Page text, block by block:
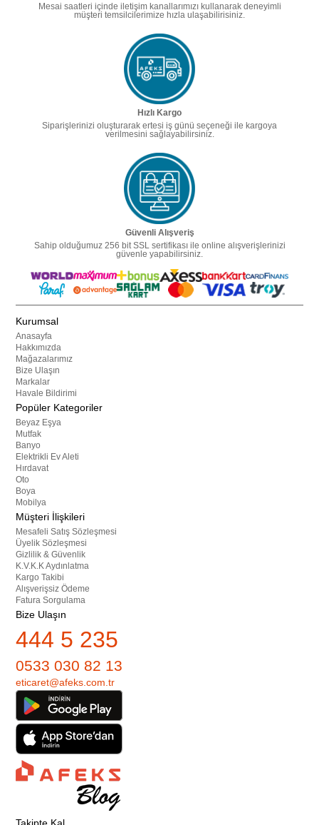
Mesai saatleri içinde iletişim kanallarımızı kullanarak deneyimli
müşteri temsilcilerimize hızla ulaşabilirisiniz.
Hızlı Kargo
Siparişlerinizi oluşturarak ertesi iş günü seçeneği ile kargoya
verilmesini sağlayabilirsiniz.
Güvenli Alışveriş
Sahip olduğumuz 256 bit SSL sertifikası ile online alışverişlerinizi
güvenle yapabilirsiniz.
Kurumsal
Anasayfa
Hakkımızda
Mağazalarımız
Bize Ulaşın
Markalar
Havale Bildirimi
Popüler Kategoriler
Beyaz Eşya
Mutfak
Banyo
Elektrikli Ev Aleti
Hırdavat
Oto
Boya
Mobilya
Müşteri İlişkileri
Mesafeli Satış Sözleşmesi
Üyelik Sözleşmesi
Gizlilik & Güvenlik
K.V.K.K Aydınlatma
Kargo Takibi
Alışverişsiz Ödeme
Fatura Sorgulama
Bize Ulaşın
444 5 235
0533 030 82 13
eticaret@afeks.com.tr